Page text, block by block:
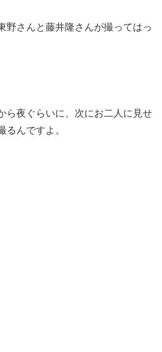
野さんと藤井隆さんが撮ってはっ
ら夜ぐらいに、次にお二人に見せ
るんですよ。